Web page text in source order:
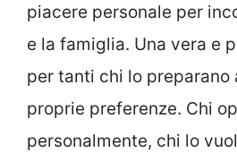
piacere personale per
e la famiglia. Una vera e
per tanti chi lo preparano
proprie preferenze. Chi
personalmente, chi lo